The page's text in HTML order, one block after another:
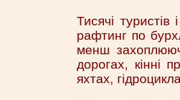
Тисячі
рафтинг по
менш
дорогах, кінні
яхтах,